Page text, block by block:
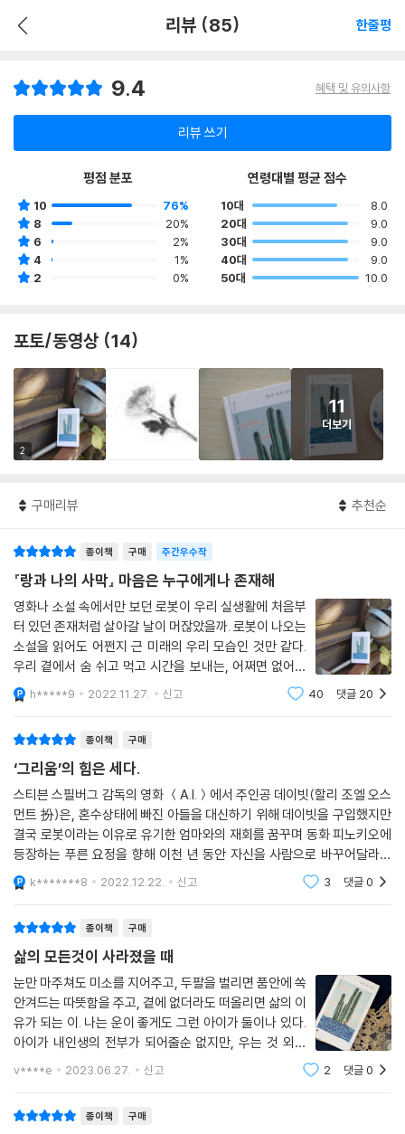
리뷰 (85) 한줄평
9.4 혜택 및 유의사항
리뷰 쓰기
평점 분포
10
76%
8
20%
6
2%
4
1%
2
0%
연령대별 평균 점수
10대
8.0
20대
9.0
30대
9.0
40대
9.0
50대
10.0
포토/동영상 (14)
2
11
더보기
구매리뷰 추천순
종이책 구매 주간우수작
『랑과 나의 사막』 마음은 누구에게나 존재해
영화나 소설 속에서만 보던 로봇이 우리 실생활에 처음부
터 있던 존재처럼 살아갈 날이 머잖았을까. 로봇이 나오는
소설을 읽어도 어쩐지 근 미래의 우리 모습인 것만 같다.
우리 곁에서 숨 쉬고 먹고 시간을 보내는, 어쩌면 없어서
는 안 될 단 하나의 친구인 것만 같다. 멸망한 세계, 사막
에서 함께 살던 인간, 랑이 죽었다. 다른 인간들보다 이른
h*****9 2022.11.27. 신고 40 댓글 20
종이책 구매
‘그리움’의 힘은 세다.
스티븐 스필버그 감독의 영화 ＜A.I.＞에서 주인공 데이빗(할리 조엘 오스
먼트 扮)은, 혼수상태에 빠진 아들을 대신하기 위해 데이빗을 구입했지만
결국 로봇이라는 이유로 유기한 엄마와의 재회를 꿈꾸며 동화 피노키오에
등장하는 푸른 요정을 향해 이천 년 동안 자신을 사람으로 바꾸어달라는
기도를 드린다. 그러다 더 이상 지구에 존재하지 않게 된 인류를 대신해서
지구 생태계를
k*******8 2022.12.22. 신고 3 댓글0
종이책 구매
삶의 모든것이 사라졌을 때
눈만 마주쳐도 미소를 지어주고, 두팔을 벌리면 품안에 쏙
안겨드는 따뜻함을 주고, 곁에 없더라도 떠올리면 삶의 이
유가 되는 이. 나는 운이 좋게도 그런 아이가 둘이나 있다.
아이가 내인생의 전부가 되어줄순 없지만, 우는 것 외에
아무것도 할수없는 조그마한 생명체가 뱃속에서부터 열
v****e 2023.06.27. 신고 2 댓글0
종이책 구매